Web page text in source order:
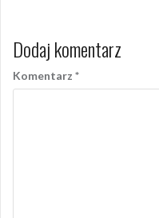
Dodaj komentarz
Komentarz *